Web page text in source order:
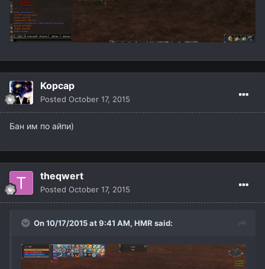
Kopcap
Posted October 17, 2015
Бан им по айпи)
theqwert
Posted October 17, 2015
On 10/17/2015 at 9:41 AM, HMR said: